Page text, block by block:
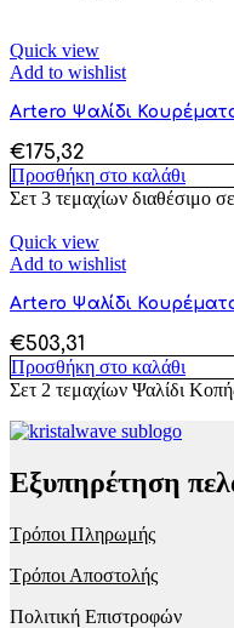
Quick view
Add to wishlist
Artero Ψαλίδι
€175,32
Προσθήκη στο καλάθι
Σετ 3 τεμαχίων διαθέσιμο
Quick view
Add to wishlist
Artero Ψαλίδι
€503,31
Προσθήκη στο καλάθι
Σετ 2 τεμαχίων Ψαλίδι
Εξυπηρέτηση
Τρόποι Πληρωμής
Τρόποι Αποστολής
Πολιτική Επιστροφών